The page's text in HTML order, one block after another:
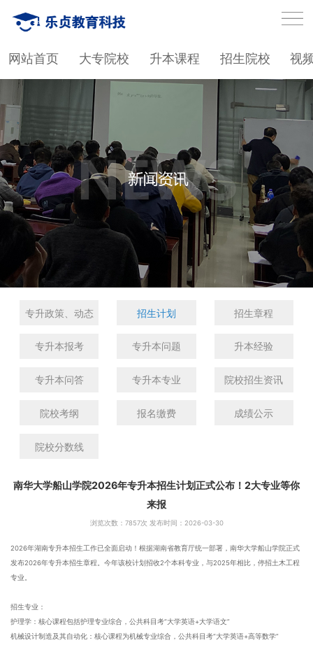
网站首页 大专院校 升本课程 招生院校 视
专升政策、动态 招生计划 招生章程
专升本报考 专升本问题 升本经验
专升本问答 专升本专业 院校招生资讯
院校考纲 报名缴费 成绩公示
院校分数线
南华大学船山学院2026年专升本招生计划正式公布！2大专业等你
来报
浏览次数： 7857次 发布时间：2026-03-30
2026年湖南专升本招生工作已全面启动！根据湖南省教育厅统一部署，南华大学船山学院正式
发布2026年专升本招生章程。今年该校计划招收2个本科专业，与2025年相比，停招土木工程
专业。
招生专业：
护理学：核心课程包括护理专业综合，公共科目考“大学英语+大学语文”
机械设计制造及其自动化：核心课程为机械专业综合，公共科目考“大学英语+高等数学”